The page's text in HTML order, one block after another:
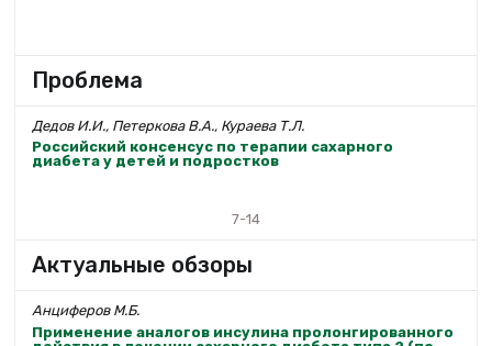
Проблема
Дедов И.И., Петеркова В.А., Кураева Т.Л.
Российский консенсус по терапии сахарного
диабета у детей и подростков
7-14
Актуальные обзоры
Анциферов М.Б.
Применение аналогов инсулина пролонгированного